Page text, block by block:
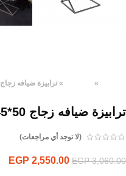
»
»ترابيزة ضيافه زجاج 50*45سم
ترابيزة ضيافه زجاج 50*45سم
(لا توجد أي مراجعات)
EGP3,060.00
EGP 2,550.00